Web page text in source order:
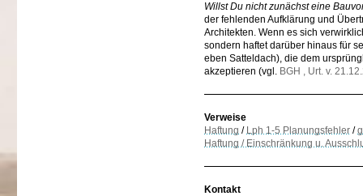
Willst Du nicht zunächst eine
der fehlenden Aufklärung und
Architekten. Wenn es sich
sondern haftet darüber hinaus für
eben Satteldach), die dem
akzeptieren (vgl. BGH , Urt. v.
Verweise
Haftung / Lph 1-5 Planungsfehler /
Haftung / Einschränkung u.
Kontakt